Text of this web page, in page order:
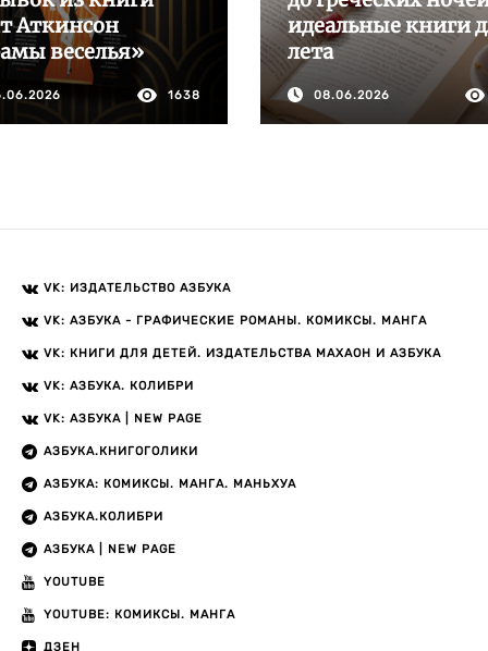
Аткинсон
веселья»
1638
идеальные книги
лета
08.06.2026
VK: ИЗДАТЕЛЬСТВО АЗБУКА
VK: АЗБУКА - ГРАФИЧЕСКИЕ РОМАНЫ. КОМИКСЫ. МАНГА
VK: КНИГИ ДЛЯ ДЕТЕЙ. ИЗДАТЕЛЬСТВА МАХАОН И АЗБУКА
VK: АЗБУКА. КОЛИБРИ
VK: АЗБУКА | NEW PAGE
АЗБУКА.КНИГОГОЛИКИ
АЗБУКА: КОМИКСЫ. МАНГА. МАНЬХУА
АЗБУКА.КОЛИБРИ
АЗБУКА | NEW PAGE
YOUTUBE
YOUTUBE: КОМИКСЫ. МАНГА
ДЗЕН